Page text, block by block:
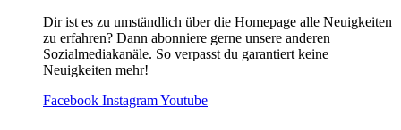
Dir ist es zu umständlich über die Homepage alle Neuigkeiten
zu erfahren? Dann abonniere gerne unsere anderen
Sozialmediakanäle. So verpasst du garantiert keine
Neuigkeiten mehr!
Facebook InstagramYoutube